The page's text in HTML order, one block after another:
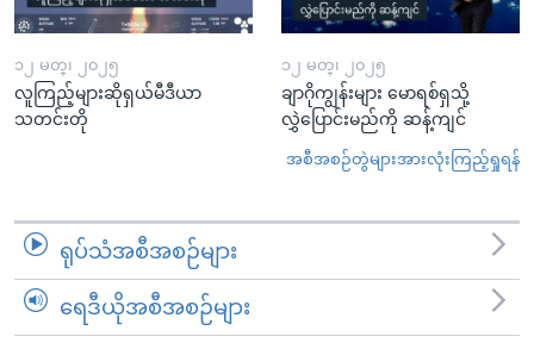
၁၂ မတ္၊ ၂၀၂၅
လူကြည့်များဆိုရှယ်မီဒီယာ
သတင်းတို
၁၂ မတ္၊ ၂၀၂၅
ချာဂိုကျွန်းများ မောရစ်ရှသို့
လွှဲပြောင်းမည်ကို ဆန့်ကျင်
အစီအစဉ်တွဲများအားလုံးကြည့်ရှုရန်
ရုပ်သံအစီအစဉ်များ
ရေဒီယိုအစီအစဉ်များ